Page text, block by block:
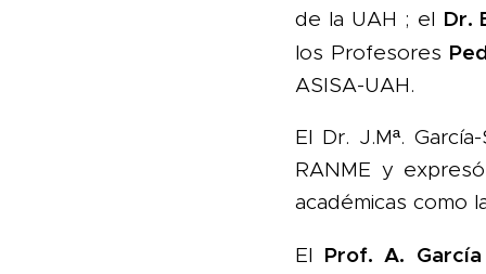
de la UAH ; el Dr.
los Profesores
ASISA-UAH.
El Dr. J.Mª.
RANME y
académicas como
El Prof. A.